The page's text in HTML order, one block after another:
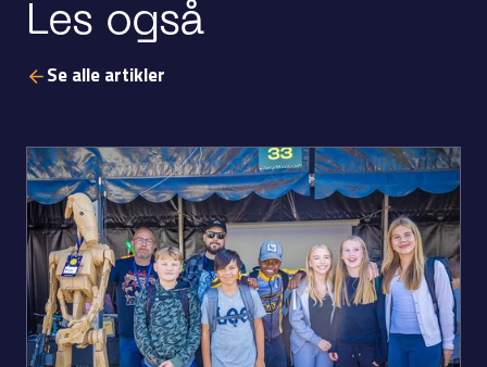
Les også
Se alle artikler